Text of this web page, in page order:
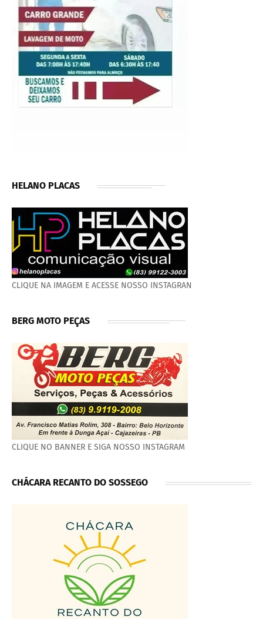
HELANO PLACAS
CLIQUE NA IMAGEM E ACESSE NOSSO INSTAGRAN
BERG MOTO PEÇAS
CLIQUE NO BANNER E SIGA NOSSO INSTAGRAM
CHÁCARA RECANTO DO SOSSEGO